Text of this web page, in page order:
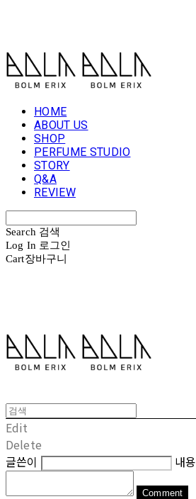
HOME
ABOUT US
SHOP
PERFUME STUDIO
STORY
Q&A
REVIEW
Search 검색
Log In 로그인
Cart장바구니
Edit
Delete
글쓴이
내용
Comment